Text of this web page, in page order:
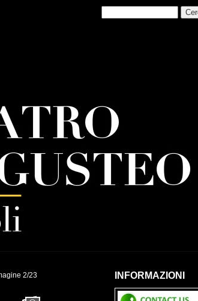
2/23 INFORMAZIONI